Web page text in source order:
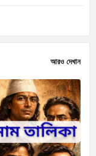
আরও দেখান